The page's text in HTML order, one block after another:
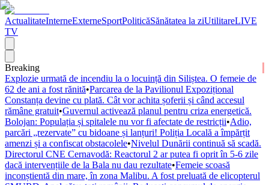
ActualitateInterneExterneSportPoliticăSănătatea la ziUtilitareLIVE
TV
Breaking
Explozie urmată de incendiu la o locuință din Siliștea. O femeie de
62 de ani a fost rănită•Parcarea de la Pavilionul Expozițional
Constanța devine cu plată. Cât vor achita șoferii și când accesul
rămâne gratuit•Guvernul activează planul pentru criza energetică.
Bolojan: Populația și spitalele nu vor fi afectate de restricții•Adio,
parcări „rezervate” cu bidoane și lanțuri! Poliția Locală a împărțit
amenzi și a confiscat obstacolele•Nivelul Dunării continuă să scadă.
Directorul CNE Cernavodă: Reactorul 2 ar putea fi oprit în 5-6 zile
dacă intervențiile de la Bala nu dau rezultate•Femeie scoasă
inconștientă din mare, în zona Malibu. A fost preluată de elicopterul